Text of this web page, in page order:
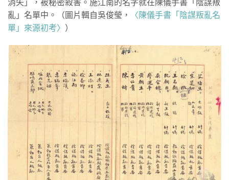
消失」，被秘密殺害。施江南的名字就在陳儀手書「陰謀叛
亂」名單中。（圖片輯自吳俊瑩，
〈陳儀手書「陰謀叛亂名
單」來源初考〉 ）